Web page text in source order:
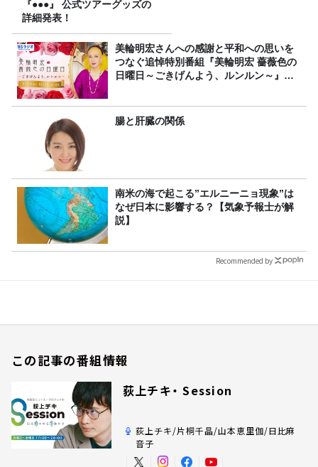
『●●●』 公式ツアーグッズの
詳細発表！
美輪明宏さんへの感謝と平和への思いを
つなぐ追悼特別番組『美輪明宏 薔薇色の
日曜日～ごきげんよう、ルンルン～』
腸と肝臓の関係
南米の海で起こる”エルニーニョ現象”は
なぜ日本に影響する？【気象予報士が解
説】
Recommended by
この記事の番組情報
荻上チキ・ Session
荻上チキ/片桐千晶/山本恵里伽/日比麻
音子